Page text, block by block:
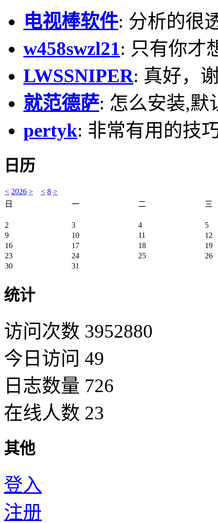
电视棒软件: 分析的很
w458swzl21 : 只有你才
LWSSNIPER: 真好，
就范德萨: 怎么安装,默
pertyk: 非常有用的技
日历
< 2026 > < 8 >
日
一 二 三
2 3 4
5
9
10 11
12
16
17 18
19
23
24 25
26
30
31
统计
访问次数 3952880
今日访问 49
日志数量 726
在线人数 23
其他
登入
注册